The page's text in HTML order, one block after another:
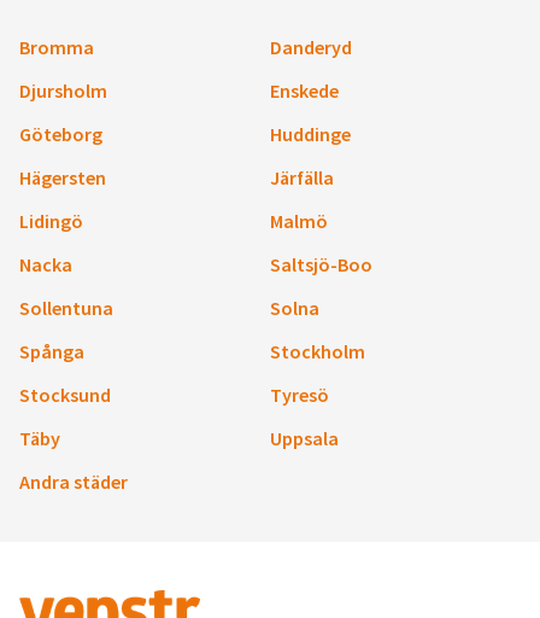
Bromma
Danderyd
Djursholm
Enskede
Göteborg
Huddinge
Hägersten
Järfälla
Lidingö
Malmö
Nacka
Saltsjö-Boo
Sollentuna
Solna
Spånga
Stockholm
Stocksund
Tyresö
Täby
Uppsala
Andra städer